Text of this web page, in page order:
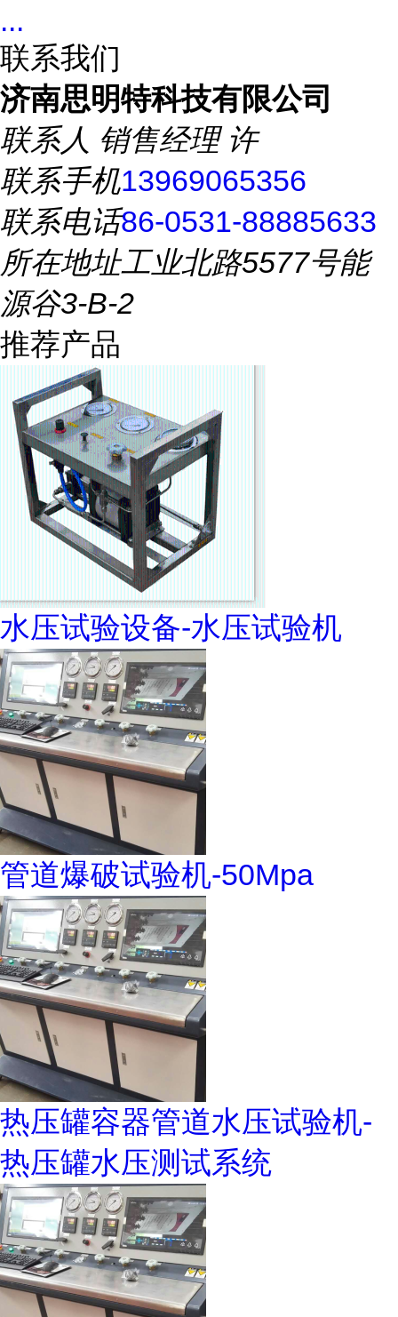
...
联系我们
济南思明特科技有限公司
联系人 销售经理 许
联系手机13969065356
联系电话86-0531-88885633
所在地址工业北路5577号能
源谷3-B-2
推荐产品
水压试验设备-水压试验机
管道爆破试验机-50Mpa
热压罐容器管道水压试验机-
热压罐水压测试系统